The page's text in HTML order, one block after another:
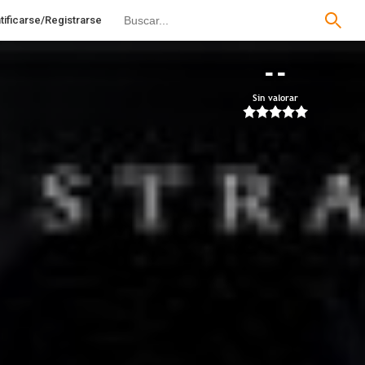
Registrarse
--
Sin valorar